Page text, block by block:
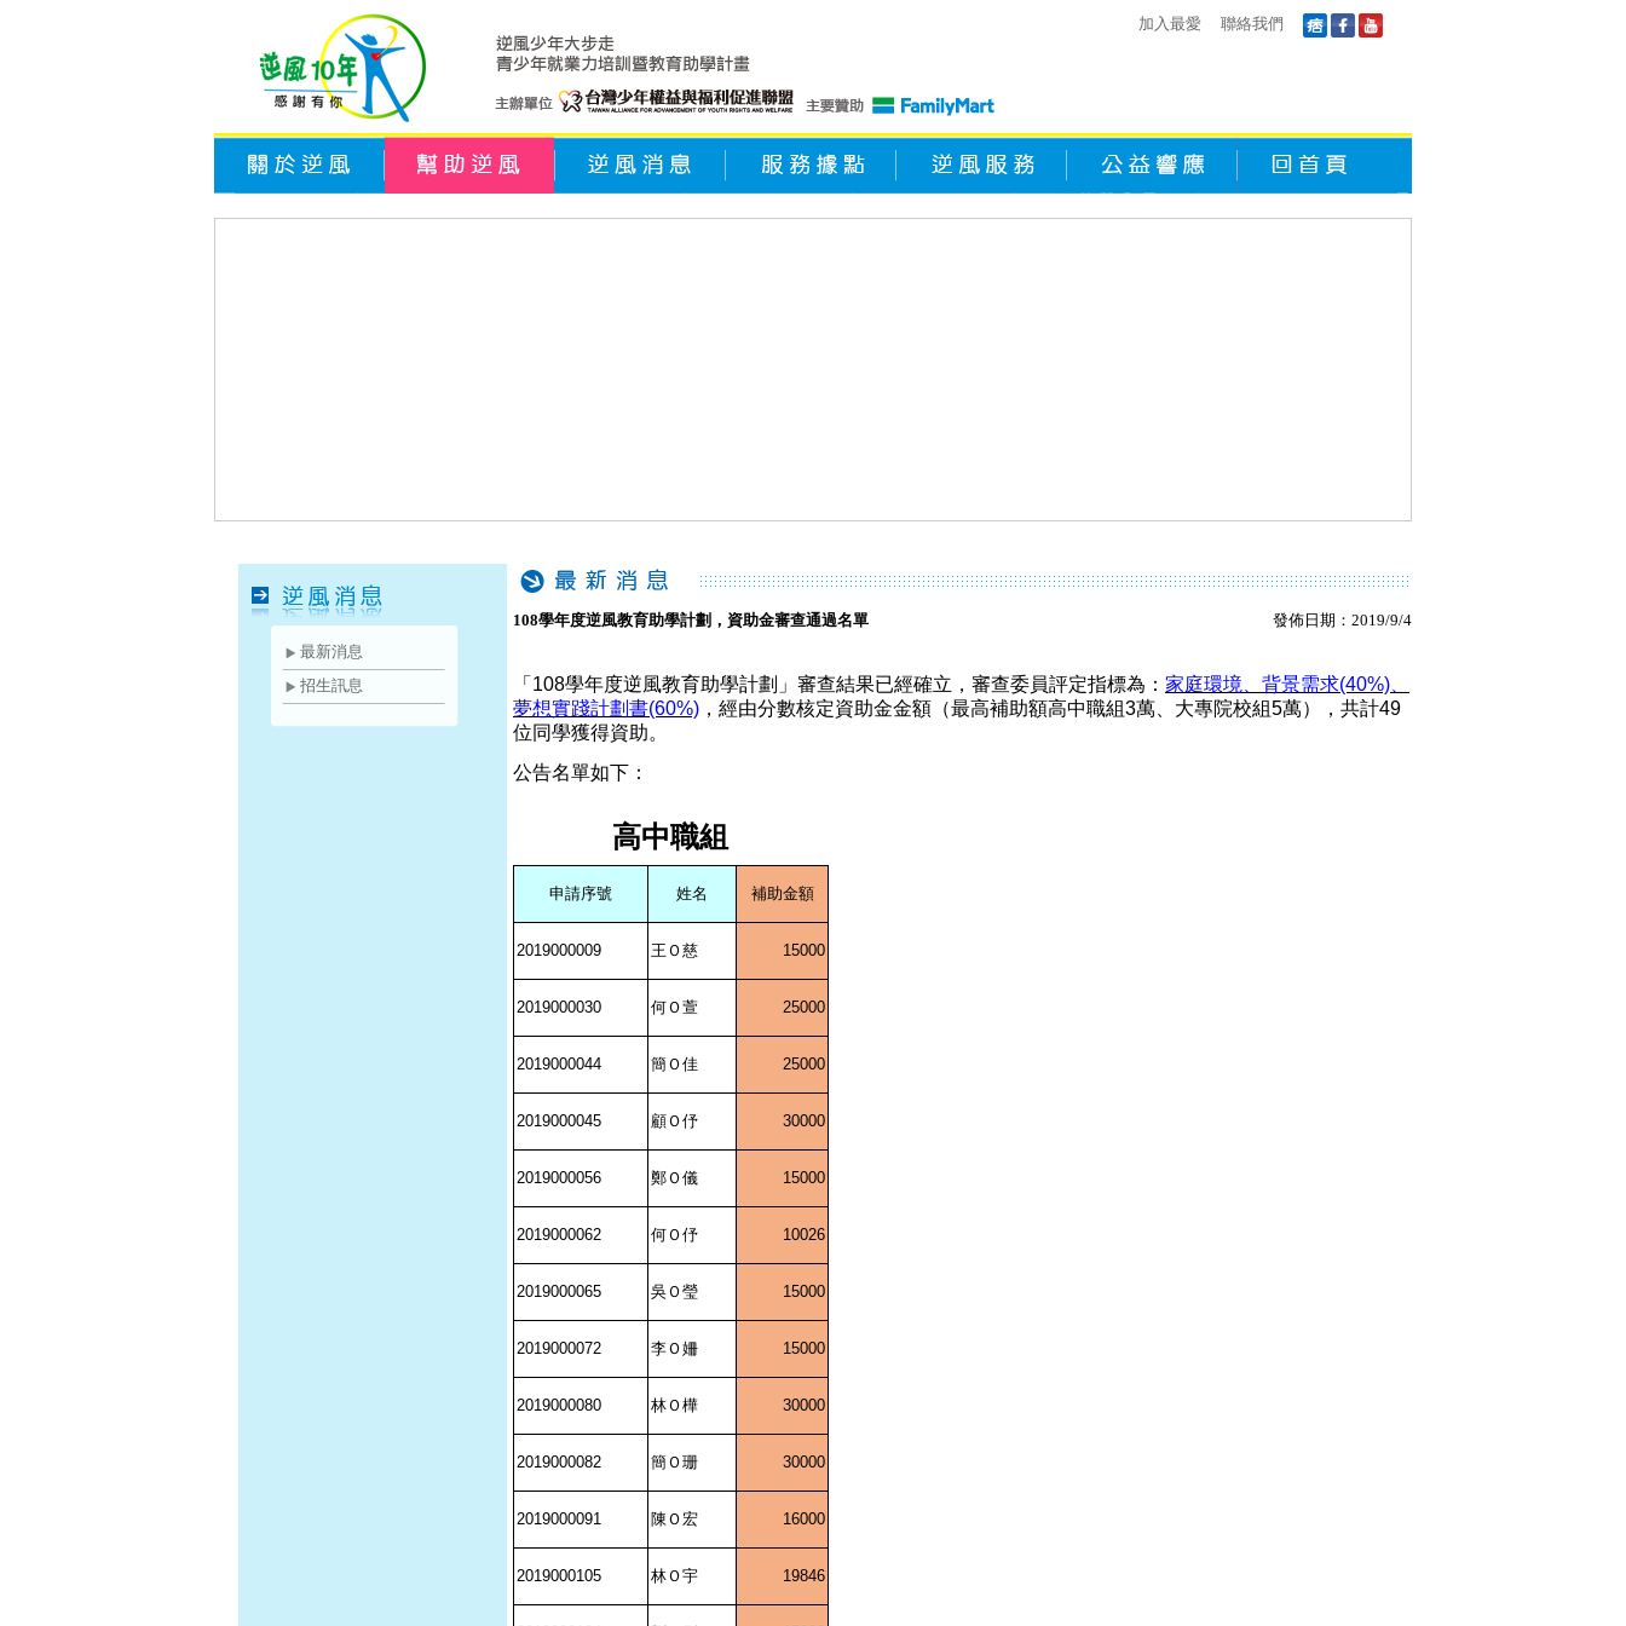
加入最愛 聯絡我們
最新消息
招生訊息
108學年度逆風教育助學計劃，資助金審查通過名單 發佈日期：2019/9/4
「 108學年度逆風教育助學計劃」審查結果已經確立，審查委員評定指標為： 家庭環境、背景需求(40%)
夢想實踐計劃書(60%) ，經由分數核定資助金金額（最高補助額高中職組3萬、大專院校組5萬），共計49
位同學獲得資助。
公告名單如下：
高中職組
申請序號 姓名 補助金額
2019000009 王Ｏ慈 15000
2019000030 何Ｏ萱 25000
2019000044 簡Ｏ佳 25000
2019000045 顧Ｏ伃 30000
2019000056 鄭Ｏ儀 15000
2019000062 何Ｏ伃 10026
2019000065 吳Ｏ瑩 15000
2019000072 李Ｏ姍 15000
2019000080 林Ｏ樺 30000
2019000082 簡Ｏ珊 30000
2019000091 陳Ｏ宏 16000
2019000105 林Ｏ宇 19846